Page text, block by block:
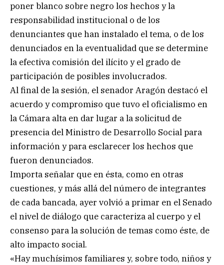
poner blanco sobre negro los hechos y la
responsabilidad institucional o de los
denunciantes que han instalado el tema, o de los
denunciados en la eventualidad que se determine
la efectiva comisión del ilícito y el grado de
participación de posibles involucrados.
Al final de la sesión, el senador Aragón destacó el
acuerdo y compromiso que tuvo el oficialismo en
la Cámara alta en dar lugar a la solicitud de
presencia del Ministro de Desarrollo Social para
información y para esclarecer los hechos que
fueron denunciados.
Importa señalar que en ésta, como en otras
cuestiones, y más allá del número de integrantes
de cada bancada, ayer volvió a primar en el Senado
el nivel de diálogo que caracteriza al cuerpo y el
consenso para la solución de temas como éste, de
alto impacto social.
«Hay muchísimos familiares y, sobre todo, niños y